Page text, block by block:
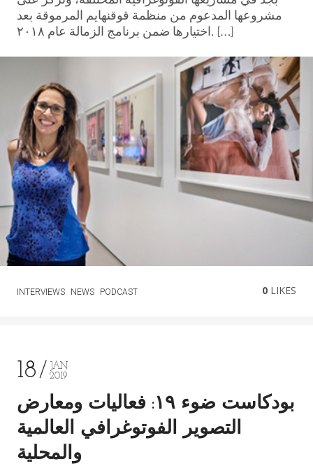
مشروعها المدعوم من منظمة قوقنهايم المرموقة بعد
اختيارها ضمن برنامج الزمالة عام ٢٠١٨. […]
INTERVIEWS NEWS PODCAST 0 LIKES
18
JAN
2019
بودكاست ضوء ١٩: فعاليات ومعارض
التصوير الفوتوغرافي العالمية
والمحلية